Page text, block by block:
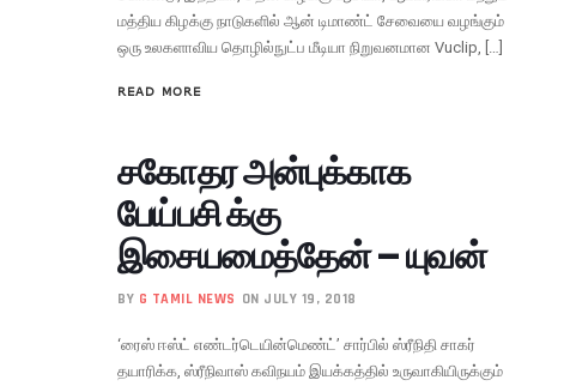
மத்திய கிழக்கு நாடுகளில் ஆன் டிமாண்ட் சேவையை வழங்கும்
ஒரு உலகளாவிய தொழில்நுட்ப மீடியா நிறுவனமான Vuclip, […]
READ MORE
சகோதர அன்புக்காக
பேய்பசி க்கு
இசையமைத்தேன் – யுவன்
BY G TAMIL NEWS ON JULY 19, 2018
‘ரைஸ் ஈஸ்ட் எண்டர்டெயின்மெண்ட்’ சார்பில் ஸ்ரீநிதி சாகர்
தயாரிக்க, ஸ்ரீநிவாஸ் கவிநயம் இயக்கத்தில் உருவாகியிருக்கும்